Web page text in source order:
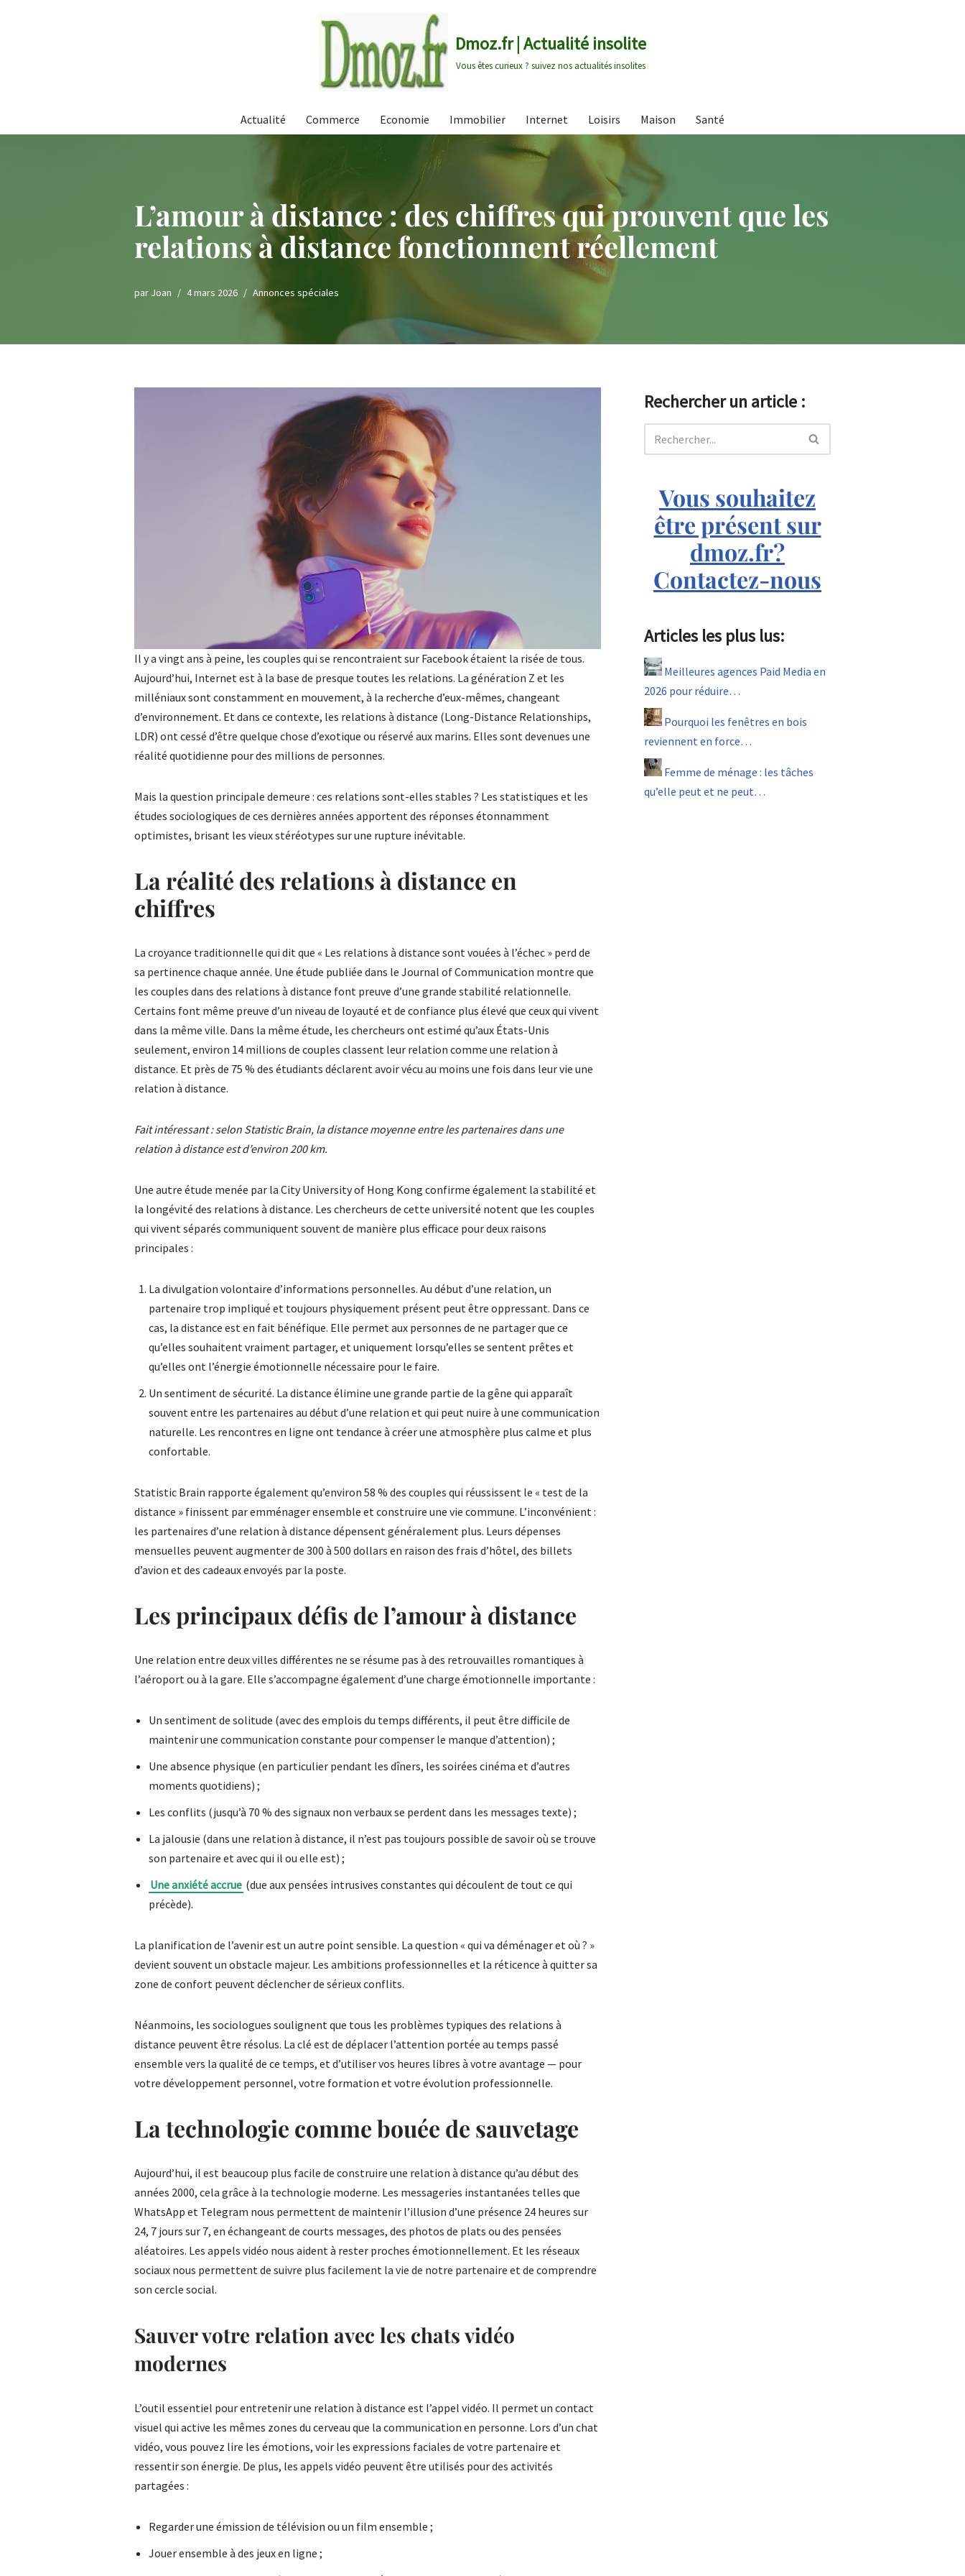
Dmoz.fr | Actualité insolite
Vous êtes curieux ? suivez nos actualités insolites
Actualité Commerce Economie Immobilier Internet Loisirs Maison Santé
L’amour à distance : des chiffres qui prouvent que les
relations à distance fonctionnent réellement
par Joan 4 mars 2026 Annonces spéciales
Il y a vingt ans à peine, les couples qui se rencontraient sur Facebook étaient la risée de tous.
Aujourd’hui, Internet est à la base de presque toutes les relations. La génération Z et les
milléniaux sont constamment en mouvement, à la recherche d’eux-mêmes, changeant
d’environnement. Et dans ce contexte, les relations à distance (Long-Distance Relationships,
LDR) ont cessé d’être quelque chose d’exotique ou réservé aux marins. Elles sont devenues une
réalité quotidienne pour des millions de personnes.
Mais la question principale demeure : ces relations sont-elles stables ? Les statistiques et les
études sociologiques de ces dernières années apportent des réponses étonnamment
optimistes, brisant les vieux stéréotypes sur une rupture inévitable.
La réalité des relations à distance en
chiffres
La croyance traditionnelle qui dit que « Les relations à distance sont vouées à l’échec » perd de
sa pertinence chaque année. Une étude publiée dans le Journal of Communication montre que
les couples dans des relations à distance font preuve d’une grande stabilité relationnelle.
Certains font même preuve d’un niveau de loyauté et de confiance plus élevé que ceux qui vivent
dans la même ville. Dans la même étude, les chercheurs ont estimé qu’aux États-Unis
seulement, environ 14 millions de couples classent leur relation comme une relation à
distance. Et près de 75 % des étudiants déclarent avoir vécu au moins une fois dans leur vie une
relation à distance.
Fait intéressant : selon Statistic Brain, la distance moyenne entre les partenaires dans une
relation à distance est d’environ 200 km.
Une autre étude menée par la City University of Hong Kong confirme également la stabilité et
la longévité des relations à distance. Les chercheurs de cette université notent que les couples
qui vivent séparés communiquent souvent de manière plus efficace pour deux raisons
principales :
La divulgation volontaire d’informations personnelles. Au début d’une relation, un
partenaire trop impliqué et toujours physiquement présent peut être oppressant. Dans ce
cas, la distance est en fait bénéfique. Elle permet aux personnes de ne partager que ce
qu’elles souhaitent vraiment partager, et uniquement lorsqu’elles se sentent prêtes et
qu’elles ont l’énergie émotionnelle nécessaire pour le faire.
Un sentiment de sécurité. La distance élimine une grande partie de la gêne qui apparaît
souvent entre les partenaires au début d’une relation et qui peut nuire à une communication
naturelle. Les rencontres en ligne ont tendance à créer une atmosphère plus calme et plus
confortable.
Statistic Brain rapporte également qu’environ 58 % des couples qui réussissent le « test de la
distance » finissent par emménager ensemble et construire une vie commune. L’inconvénient :
les partenaires d’une relation à distance dépensent généralement plus. Leurs dépenses
mensuelles peuvent augmenter de 300 à 500 dollars en raison des frais d’hôtel, des billets
d’avion et des cadeaux envoyés par la poste.
Les principaux défis de l’amour à distance
Une relation entre deux villes différentes ne se résume pas à des retrouvailles romantiques à
l’aéroport ou à la gare. Elle s’accompagne également d’une charge émotionnelle importante :
Un sentiment de solitude (avec des emplois du temps différents, il peut être difficile de
maintenir une communication constante pour compenser le manque d’attention) ;
Une absence physique (en particulier pendant les dîners, les soirées cinéma et d’autres
moments quotidiens) ;
Les conflits (jusqu’à 70 % des signaux non verbaux se perdent dans les messages texte) ;
La jalousie (dans une relation à distance, il n’est pas toujours possible de savoir où se trouve
son partenaire et avec qui il ou elle est) ;
Une anxiété accrue (due aux pensées intrusives constantes qui découlent de tout ce qui
précède).
La planification de l’avenir est un autre point sensible. La question « qui va déménager et où ? »
devient souvent un obstacle majeur. Les ambitions professionnelles et la réticence à quitter sa
zone de confort peuvent déclencher de sérieux conflits.
Néanmoins, les sociologues soulignent que tous les problèmes typiques des relations à
distance peuvent être résolus. La clé est de déplacer l’attention portée au temps passé
ensemble vers la qualité de ce temps, et d’utiliser vos heures libres à votre avantage — pour
votre développement personnel, votre formation et votre évolution professionnelle.
La technologie comme bouée de sauvetage
Aujourd’hui, il est beaucoup plus facile de construire une relation à distance qu’au début des
années 2000, cela grâce à la technologie moderne. Les messageries instantanées telles que
WhatsApp et Telegram nous permettent de maintenir l’illusion d’une présence 24 heures sur
24, 7 jours sur 7, en échangeant de courts messages, des photos de plats ou des pensées
aléatoires. Les appels vidéo nous aident à rester proches émotionnellement. Et les réseaux
sociaux nous permettent de suivre plus facilement la vie de notre partenaire et de comprendre
son cercle social.
Sauver votre relation avec les chats vidéo
modernes
L’outil essentiel pour entretenir une relation à distance est l’appel vidéo. Il permet un contact
visuel qui active les mêmes zones du cerveau que la communication en personne. Lors d’un chat
vidéo, vous pouvez lire les émotions, voir les expressions faciales de votre partenaire et
ressentir son énergie. De plus, les appels vidéo peuvent être utilisés pour des activités
partagées :
Regarder une émission de télévision ou un film ensemble ;
Jouer ensemble à des jeux en ligne ;
Rechercher un article :
Vous souhaitez
être présent sur
dmoz.fr?
Contactez-nous
Articles les plus lus:
Meilleures agences Paid Media en
2026 pour réduire…
Pourquoi les fenêtres en bois
reviennent en force…
Femme de ménage : les tâches
qu’elle peut et ne peut…